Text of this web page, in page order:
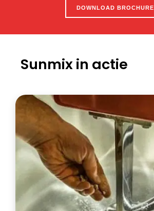
DOWNLOAD BROCHURE
Sunmix in actie